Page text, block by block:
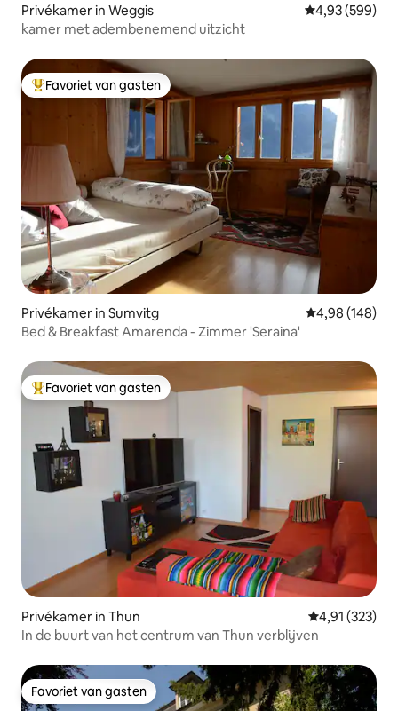
Privékamer in Weggis Gemiddelde
4,93 (599)
kamer met adembenemend uitzicht
Topfavoriet van gasten
Favoriet van gasten
Privékamer in Sumvitg Gemiddelde
4,98 (148)
Bed & Breakfast Amarenda - Zimmer 'Seraina'
Topfavoriet van gasten
Favoriet van gasten
Privékamer in Thun Gemiddelde
4,91 (323)
In de buurt van het centrum van Thun verblijven
Favoriet van gasten
Favoriet van gasten